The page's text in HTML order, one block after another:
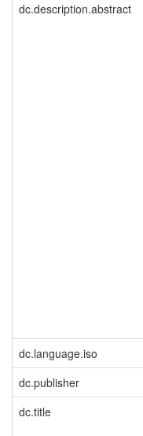
dc.description.abstract
dc.language.iso
dc.publisher
dc.title